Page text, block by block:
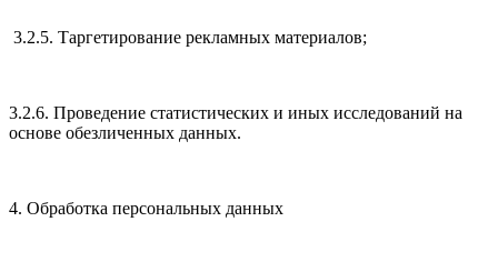
3.2.5. Таргетирование рекламных материалов;
3.2.6. Проведение статистических и иных исследований на
основе обезличенных данных.
4. Обработка персональных данных